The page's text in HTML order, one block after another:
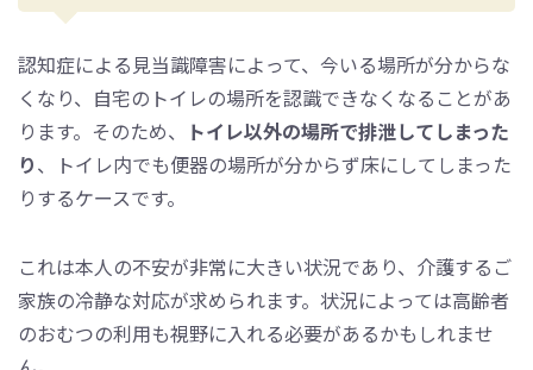
認知症による見当識障害によって、今いる場所が分からな
くなり、自宅のトイレの場所を認識できなくなることがあ
ります。そのため、
トイレ以外の場所で排泄してしまった
り、トイレ内でも便器の場所が分からず床にしてしまった
りするケースです。
これは本人の不安が非常に大きい状況であり、介護するご
家族の冷静な対応が求められます。状況によっては高齢者
のおむつの利用も視野に入れる必要があるかもしれませ